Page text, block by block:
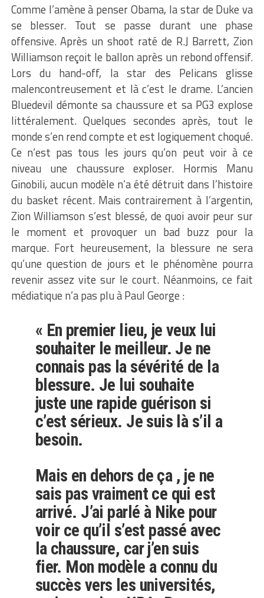
Comme l’amène à penser Obama, la star de Duke va
se blesser. Tout se passe durant une phase
offensive. Après un shoot raté de R.J Barrett, Zion
Williamson reçoit le ballon après un rebond offensif.
Lors du hand-off, la star des Pelicans glisse
malencontreusement et là c’est le drame. L’ancien
Bluedevil démonte sa chaussure et sa PG3 explose
littéralement. Quelques secondes après, tout le
monde s’en rend compte et est logiquement choqué.
Ce n’est pas tous les jours qu’on peut voir à ce
niveau une chaussure exploser. Hormis Manu
Ginobili, aucun modèle n’a été détruit dans l’histoire
du basket récent. Mais contrairement à l’argentin,
Zion Williamson s’est blessé, de quoi avoir peur sur
le moment et provoquer un bad buzz pour la
marque. Fort heureusement, la blessure ne sera
qu’une question de jours et le phénomène pourra
revenir assez vite sur le court. Néanmoins, ce fait
médiatique n’a pas plu à Paul George :
« En premier lieu, je veux lui
souhaiter le meilleur. Je ne
connais pas la sévérité de la
blessure. Je lui souhaite
juste une rapide guérison si
c’est sérieux. Je suis là s’il a
besoin.
Mais en dehors de ça , je ne
sais pas vraiment ce qui est
arrivé. J’ai parlé à Nike pour
voir ce qu’il s’est passé avec
la chaussure, car j’en suis
fier. Mon modèle a connu du
succès vers les universités,